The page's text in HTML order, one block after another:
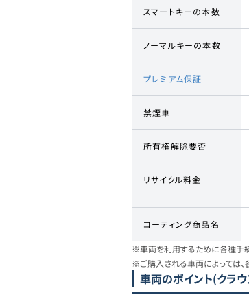
スマートキーの本数
ノーマルキーの本数
プレミアム保証
禁煙車
所有権解除要否
リサイクル料金
コーティング商品名
※車両を利用するために各種手続
※ご購入される車両によっては
車両のポイント(クラ